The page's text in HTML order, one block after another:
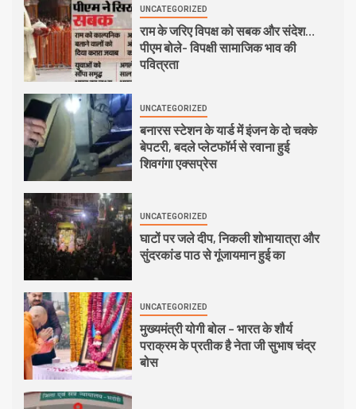
UNCATEGORIZED
राम के जरिए विपक्ष को सबक और संदेश…
पीएम बोले- विपक्षी सामाजिक भाव की
पवित्रता
UNCATEGORIZED
बनारस स्टेशन के यार्ड में इंजन के दो चक्के
बेपटरी, बदले प्लेटफॉर्म से रवाना हुई
शिवगंगा एक्सप्रेस
UNCATEGORIZED
घाटों पर जले दीप, निकली शोभायात्रा और
सुंदरकांड पाठ से गूंजायमान हुई का
UNCATEGORIZED
मुख्यमंत्री योगी बोल – भारत के शौर्य
पराक्रम के प्रतीक है नेता जी सुभाष चंद्र
बोस